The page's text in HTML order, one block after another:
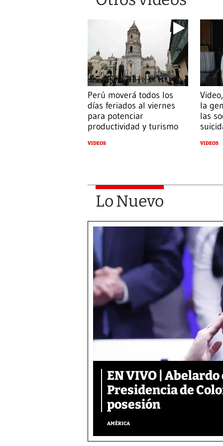
Perú moverá todos los
días feriados al viernes
para potenciar
productividad y turismo
VIDEOS
la
las
VIDEOS
Lo Nuevo
EN VIVO |
Presidencia de
posesión
AMÉRICA